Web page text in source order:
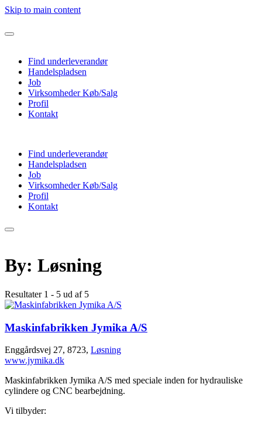
Skip to main content
Find underleverandør
Handelspladsen
Job
Virksomheder Køb/Salg
Profil
Kontakt
Find underleverandør
Handelspladsen
Job
Virksomheder Køb/Salg
Profil
Kontakt
By: Løsning
Resultater 1 - 5 ud af 5
Maskinfabrikken Jymika A/S
Enggårdsvej 27, 8723, Løsning
www.jymika.dk
Maskinfabrikken Jymika A/S med speciale inden for hydrauliske
cylindere og CNC bearbejdning.
Vi tilbyder: